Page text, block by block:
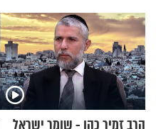
הרב זמיר כהן - שומר ישראל